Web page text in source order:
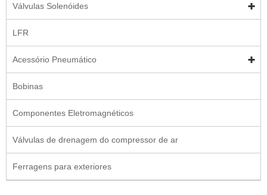
Válvulas Solenóides
LFR
Acessório Pneumático
Bobinas
Componentes Eletromagnéticos
Válvulas de drenagem do compressor de ar
Ferragens para exteriores